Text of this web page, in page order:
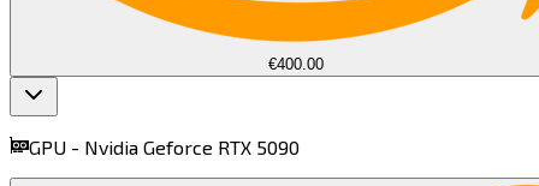
€400.00
GPU - Nvidia Geforce RTX 5090​​​​‌ ‍ ​‍​‍‌‍ ‌ ​‍‌‍‍‌‌‍‌ ‌‍‍‌‌‍ ‍​‍​‍​ ‍‍​‍​‍‌ ​ ‌‍​‌‌‍ ‍‌‍‍‌‌ ‌​‌ ‍‌​‍ ‍‌‍‍‌‌‍ ​‍​‍​‍ ​​‍​‍‌‍‍​‌ ​‍‌‍‌‌‌‍‌‍​‍​‍​ ‍‍​‍​‍​‍ ‌‍​‌‌‍‌​‌‍ ‌‌‍‍‌‌‍ ‍​‍ ‌‍‍‌‌‍ ‍‌ ‌​‌‍‌‌‌‍ ‍‌ ‌​​‍ ‌‍‌‌‌‍‌​‌‍‍‌‌ ‌​​‍ ‌‍ ‌‌‍ ‌‍‌​‌‍‌‌​ ‌‌ ​​‌ ​‍‌‍‌‌‌ ​ ‌‍‌‌‌‍ ‍‌ ‌​‌‍​‌‌ ‌​‌‍‍‌‌‍ ‌‍ ‍​ ‍ ‌‍‍‌‌‍‌​​ ‌​ ​​​ ‌‌‌‍‌‌‌‍‌​‌‍​ ​ ​​​ ​‌​ ‌‌​‍ ‌​ ​ ​ ‌‌​ ​‌​ ​ ​‍ ‌​ ‌​‌‍​‍​ ​‌​ ‌‌​‍ ‌​ ‍​​ ​ ​ ‌ ‌‍​‍​‍ ‌​ ​‌​ ​‍​ ‌​​ ‌​‌‍​‌​ ​ ‌‍​ ‌‍​‍‌‍​‌‌‍‌​​ ‌​​ ​‍​ ‍ ‌ ‌​‌ ‍‌‌ ​​‌‍‌‌​ ‌‌‍‌ ‌ ​​‌ ‌‌​ ‍ ‌ ​​‌‍​‌‌ ‌​‌‍‍​​ ‌‌‍ ‍‌‍​‌‌‍ ‌‌‍‌‌​ ‌‍​‍‌‍​‌‌ ​ ‌‍‌‌‌‌‌‌‌ ​‍‌‍ ​​ ‌​‍‌‌​ ​‍‌​‌‍‌‍​‌‌‍‌​‌‍ ‌‌‍‍‌‌‍ ‍​‍‌‍‌‍‍‌‌‍‌​​ ‌​ ​​​ ‌‌‌‍‌‌‌‍‌​‌‍​ ​ ​​​ ​‌​ ‌‌​‍ ‌​ ​ ​ ‌‌​ ​‌​ ​ ​‍ ‌​ ‌​‌‍​‍​ ​‌​ ‌‌​‍ ‌​ ‍​​ ​ ​ ‌ ‌‍​‍​‍ ‌​ ​‌​ ​‍​ ‌​​ ‌​‌‍​‌​ ​ ‌‍​ ‌‍​‍‌‍​‌‌‍‌​​ ‌​​ ​‍​‍‌‍‌ ‌​‌ ‍‌‌ ​​‌‍‌‌​ ‌‌‍‌ ‌ ​​‌ ‌‌​‍‌‍‌ ​​‌‍​‌‌ ‌​‌‍‍​​ ‌‌‍ ‍‌‍​‌‌‍ ‌‌‍‌‌​‍‌‍‌ ​​‌‍‌‌‌ ​‍‌ ​ ‌ ​​‌‍‌‌‌‍​ ‌ ‌​‌‍‍‌‌ ‌‍‌‍‌‌​ ‌‌ ​​‌ ‌‌‌‍​‍‌‍ ​‌‍‍‌‌ ​ ‌‍‍​‌‍‌‌‌‍‌​​‍​‍‌ ‌